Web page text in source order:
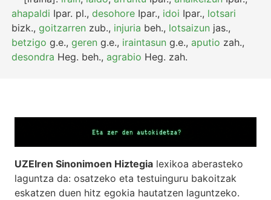
ahapaldi Ipar. pl.,desohore Ipar., idoi Ipar., lotsari
bizk.,goitzarren zub., injuria beh., lotsaizun jas.,
betzigo g.e.,geren g.e., iraintasun g.e.,aputio zah.,
desondra Heg. beh.,agrabio Heg. zah.
UZEIren Sinonimoen Hiztegia lexikoa aberasteko
laguntza da: osatzeko eta testuinguru bakoitzak
eskatzen duen hitz egokia hautatzen laguntzeko.